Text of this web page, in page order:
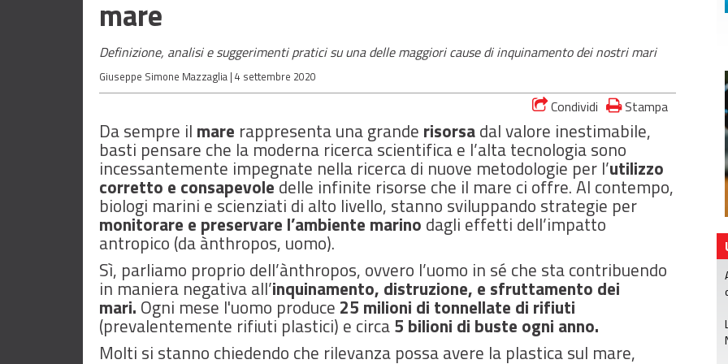
mare
Definizione, analisi e suggerimenti pratici su una delle maggiori cause di inquinamento dei nostri mari
Giuseppe Simone Mazzaglia | 4 settembre 2020
Condividi Stampa
Da sempre il mare rappresenta una grande risorsadal valore inestimabile,
basti pensare che la moderna ricerca scientifica e l’alta tecnologia sono
incessantemente impegnate nella ricerca di nuove metodologie per l’utilizzo
corretto e consapevoledelle infinite risorse che il mare ci offre. Al contempo,
biologi marini e scienziati di alto livello, stanno sviluppando strategie per
monitorare e preservare l’ambiente marino dagli effetti dell’impatto
antropico (da ànthropos, uomo).
Sì, parliamo proprio dell’ànthropos, ovvero l’uomo in sé che sta contribuendo
in maniera negativa all’inquinamento, distruzione, e sfruttamento dei
mari. Ogni mese l'uomo produce 25 milioni di tonnellate di rifiuti
(prevalentemente rifiuti plastici) e circa5 bilioni di buste ogni anno.
Molti si stanno chiedendo che rilevanza possa avere la plastica sul mare,